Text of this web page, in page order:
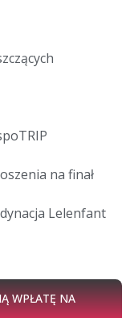
na finał
Lelenfant
WPŁATĘ NA